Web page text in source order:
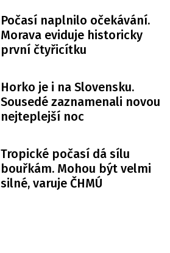
Počasí naplnilo očekávání.
Morava eviduje historicky
první čtyřicítku
Horko je i na Slovensku.
Sousedé zaznamenali novou
nejteplejší noc
Tropické počasí dá sílu
bouřkám. Mohou být velmi
silné, varuje ČHMÚ